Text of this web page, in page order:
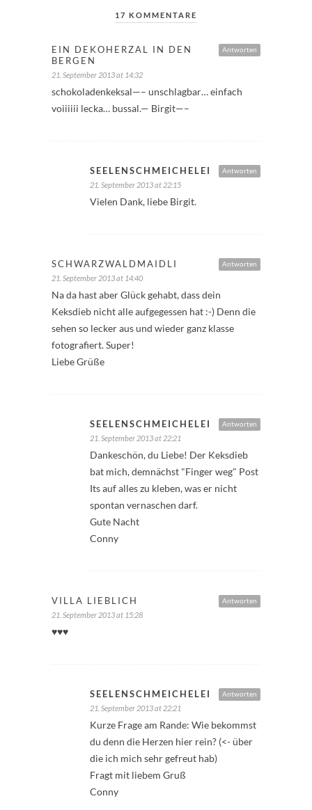
17 KOMMENTARE
Antworten
EIN DEKOHERZAL IN DEN
BERGEN
21. September 2013 at 14:32
schokoladenkeksal—– unschlagbar… einfach
voiiiiii lecka… bussal.— Birgit—–
Antworten
SEELENSCHMEICHELEI
21. September 2013 at 22:15
Vielen Dank, liebe Birgit.
Antworten
SCHWARZWALDMAIDLI
21. September 2013 at 14:40
Na da hast aber Glück gehabt, dass dein
Keksdieb nicht alle aufgegessen hat :-) Denn die
sehen so lecker aus und wieder ganz klasse
fotografiert. Super!
Liebe Grüße
Antworten
SEELENSCHMEICHELEI
21. September 2013 at 22:21
Dankeschön, du Liebe! Der Keksdieb
bat mich, demnächst "Finger weg" Post
Its auf alles zu kleben, was er nicht
spontan vernaschen darf.
Gute Nacht
Conny
Antworten
VILLA LIEBLICH
21. September 2013 at 15:28
♥♥♥
Antworten
SEELENSCHMEICHELEI
21. September 2013 at 22:21
Kurze Frage am Rande: Wie bekommst
du denn die Herzen hier rein? (<- über
die ich mich sehr gefreut hab)
Fragt mit liebem Gruß
Conny